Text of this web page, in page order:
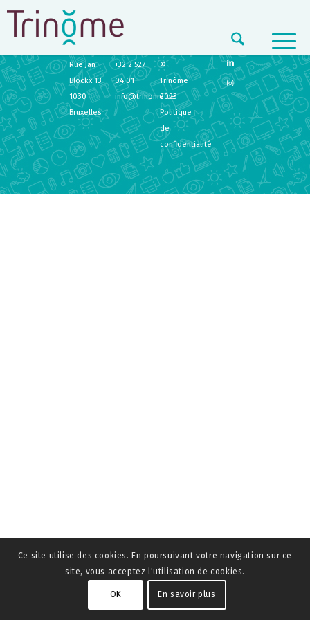
TRINÔME
Rue Jan
Blockx 13
1030
Bruxelles
+32 2 527
04 01
info@trinome.be
©
Trinôme
2023
Politique
de
confidentialité
Ce site utilise des cookies. En poursuivant votre navigation sur ce
site, vous acceptez l'utilisation de cookies.
OK En savoir plus